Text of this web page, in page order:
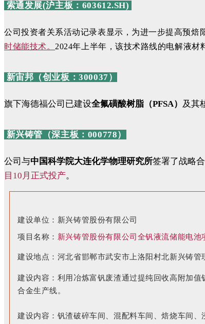
索通发展(沪主板：603612.SH)
公司投资者关系活动记录表显示，为进一步提高预
时储能技术。2024年上半年，该技术路线的电解液材
新宙邦（创业板：300037）
旗下海德福公司已建设全氟磺酸树脂（PFSA） 及其
新兴铸管 （深主板：000778）
公司与中国科学院大连化学物理研究所签署了战略
目10月正式投产。
建设单位：新兴铸管股份有限公司
项目名称： 新兴铸管股份有限公司全钒液流储能电池
建设地点：河北省邯郸市武安市上洛阳村北新兴铸管
建设内容：利用冶炼富钒废渣通过提纯回收高附加
合金生产线。
建设内容：钒渣破碎车间、混配料车间、焙烧车间